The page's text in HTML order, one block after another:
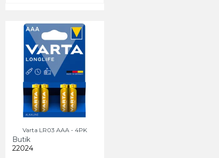
Varta LR03 AAA - 4PK
Butik
22024